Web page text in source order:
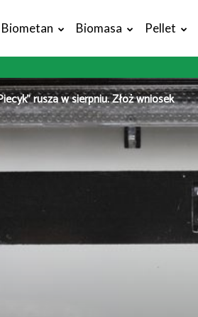
Biometan Biomasa Pellet
rusza w sierpniu. Złóż wniosek